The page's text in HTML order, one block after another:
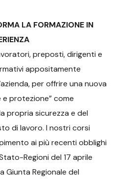
LA FORMAZIONE IN
preposti, dirigenti e
appositamente
per offrire una nuova
protezione” come
propria sicurezza e del
di lavoro. I nostri corsi
ai più recenti obblighi
Regioni del 17 aprile
Giunta Regionale del